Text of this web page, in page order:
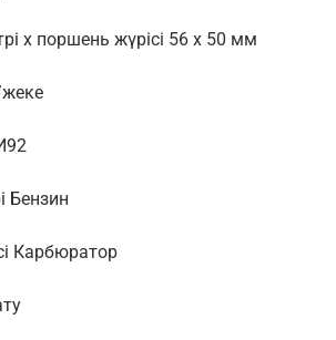
x поршень жүрісі 56 х 50 мм
Бензин
Карбюратор